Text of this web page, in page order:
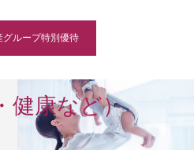
グループ特別優待
健康など）